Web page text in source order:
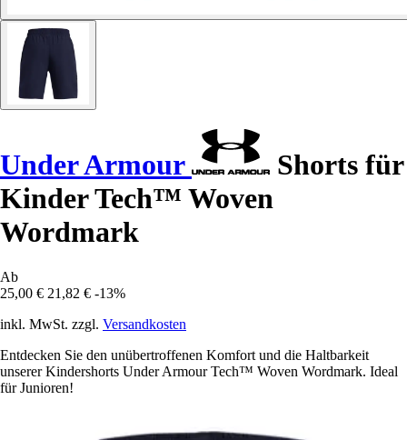
Under Armour
Shorts für
Kinder Tech™ Woven
Wordmark
Ab
25,00 € 21,82 € -13%
inkl. MwSt. zzgl. Versandkosten
Entdecken Sie den unübertroffenen Komfort und die Haltbarkeit
unserer Kindershorts Under Armour Tech™ Woven Wordmark. Ideal
für Junioren!